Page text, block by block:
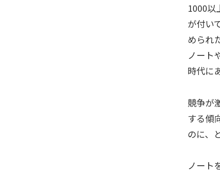
1000以
が付い
められ
ノート
時代に
競争が
する傾
のに、
ノート